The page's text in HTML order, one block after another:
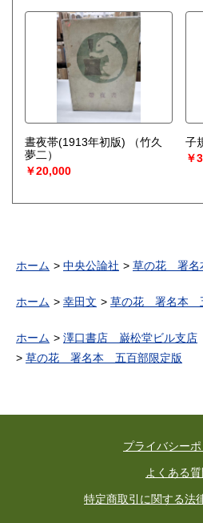
晝夜帯(1913年初版)
（竹久
夢二）
￥20,000
子
￥
ホーム 中央公論社 草の花 署名
ホーム 幸田文 草の花 署名本
ホーム
澤口書店 巌松堂ビル支店
草の花 署名本 五百部限定版
プライバシー
よくある
特定商取引に関する法